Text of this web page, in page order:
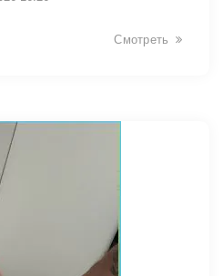
Смотреть